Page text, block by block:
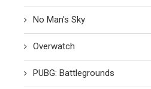
No Man's Sky
Overwatch
PUBG: Battlegrounds